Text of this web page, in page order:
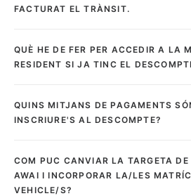
FACTURAT EL TRÀNSIT.
QUÈ HE DE FER PER ACCEDIR A LA
RESIDENT SI JA TINC EL
QUINS MITJANS DE PAGAMENTS
INSCRIURE'S AL DESCOMPTE?
COM PUC CANVIAR LA TARGETA
AWAI I INCORPORAR LA/LES
VEHICLE/S?